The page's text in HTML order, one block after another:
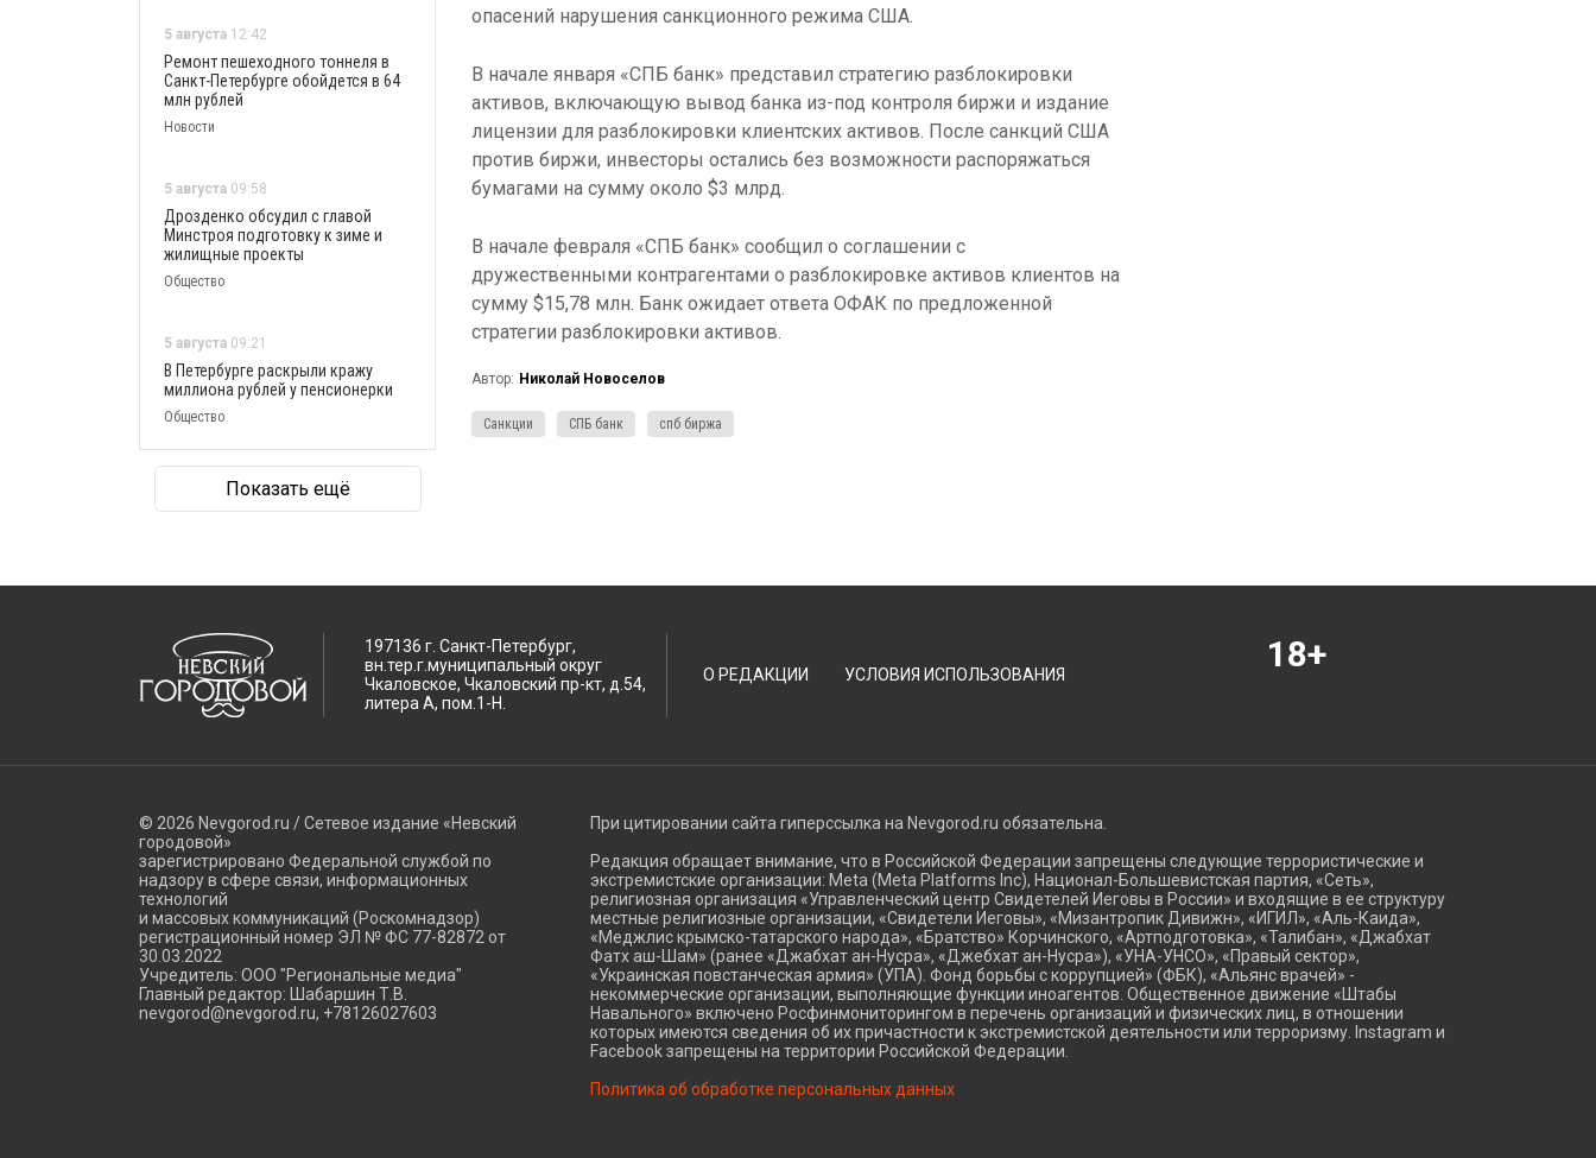
опасений нарушения санкционного режима США.
В начале января «СПБ банк» представил стратегию разблокировки
активов, включающую вывод банка из-под контроля биржи и издание
лицензии для разблокировки клиентских активов. После санкций США
против биржи, инвесторы остались без возможности распоряжаться
бумагами на сумму около $3 млрд.
В начале февраля «СПБ банк» сообщил о соглашении с
дружественными контрагентами о разблокировке активов клиентов на
сумму $15,78 млн. Банк ожидает ответа ОФАК по предложенной
стратегии разблокировки активов.
Автор: Николай Новоселов
Санкции СПБ банк спб биржа
5 августа 12:42
Ремонт пешеходного тоннеля в
Санкт-Петербурге обойдется в 64
млн рублей
Новости
5 августа 09:58
Дрозденко обсудил с главой
Минстроя подготовку к зиме и
жилищные проекты
Общество
5 августа 09:21
В Петербурге раскрыли кражу
миллиона рублей у пенсионерки
Общество
Показать ещё
18+
197136 г. Санкт-Петербург,
вн.тер.г.муниципальный округ
Чкаловское, Чкаловский пр-кт, д.54,
литера А, пом.1-Н.
О РЕДАКЦИИ УСЛОВИЯ ИСПОЛЬЗОВАНИЯ
© 2026 Nevgorod.ru / Сетевое издание «Невский
городовой»
зарегистрировано Федеральной службой по
надзору в сфере связи, информационных
технологий
и массовых коммуникаций (Роскомнадзор)
регистрационный номер ЭЛ № ФС 77-82872 от
30.03.2022
Учредитель: ООО "Региональные медиа"
Главный редактор: Шабаршин Т.В.
nevgorod@nevgorod.ru, +78126027603
При цитировании сайта гиперссылка на Nevgorod.ru обязательна.
Редакция обращает внимание, что в Российской Федерации запрещены следующие террористические и
экстремистские организации: Meta (Meta Platforms Inc), Национал-Большевистская партия, «Сеть»,
религиозная организация «Управленческий центр Свидетелей Иеговы в России» и входящие в ее структуру
местные религиозные организации, «Свидетели Иеговы», «Мизантропик Дивижн», «ИГИЛ», «Аль-Каида»,
«Меджлис крымско-татарского народа», «Братство» Корчинского, «Артподготовка», «Талибан», «Джабхат
Фатх аш-Шам» (ранее «Джабхат ан-Нусра», «Джебхат ан-Нусра»), «УНА-УНСО», «Правый сектор»,
«Украинская повстанческая армия» (УПА). Фонд борьбы с коррупцией» (ФБК), «Альянс врачей» -
некоммерческие организации, выполняющие функции иноагентов. Общественное движение «Штабы
Навального» включено Росфинмониторингом в перечень организаций и физических лиц, в отношении
которых имеются сведения об их причастности к экстремистской деятельности или терроризму. Instagram и
Facebook запрещены на территории Российской Федерации.
Политика об обработке персональных данных